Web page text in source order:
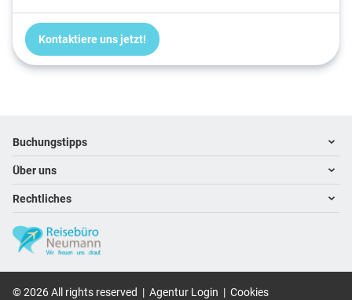
Kontaktiere uns jetzt!
Footer navigation
Buchungstipps
Warum im Reisebüro buchen
Hoteltipps
Reisewelten
Über uns
Kontakt
Über uns
Karriere
Rechtliches
Impressum
Datenschutz
©2026All rights reserved | Agentur Login | Cookies